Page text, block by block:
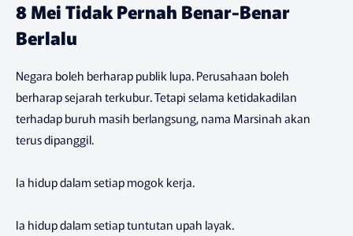
8 Mei Tidak Pernah Benar-Benar
Berlalu
Negara boleh berharap publik lupa. Perusahaan boleh
berharap sejarah terkubur. Tetapi selama ketidakadilan
terhadap buruh masih berlangsung, nama Marsinah akan
terus dipanggil.
Ia hidup dalam setiap mogok kerja.
Ia hidup dalam setiap tuntutan upah layak.